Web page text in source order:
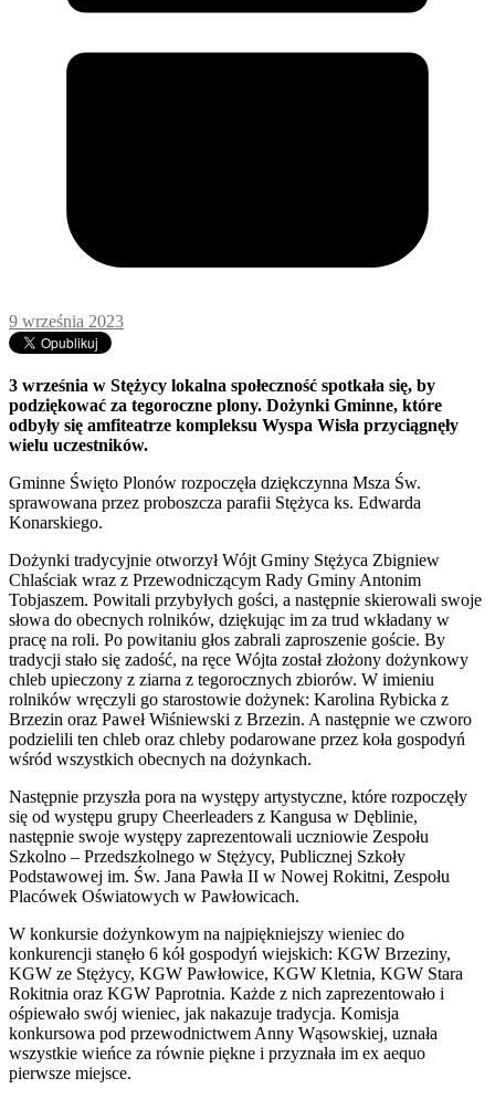
9 września 2023
3 września w Stężycy lokalna społeczność spotkała się, by
podziękować za tegoroczne plony. Dożynki Gminne, które
odbyły się amfiteatrze kompleksu Wyspa Wisła przyciągnęły
wielu uczestników.
Gminne Święto Plonów rozpoczęła dziękczynna Msza Św.
sprawowana przez proboszcza parafii Stężyca ks. Edwarda
Konarskiego.
Dożynki tradycyjnie otworzył Wójt Gminy Stężyca Zbigniew
Chlaściak wraz z Przewodniczącym Rady Gminy Antonim
Tobjaszem. Powitali przybyłych gości, a następnie skierowali swoje
słowa do obecnych rolników, dziękując im za trud wkładany w
pracę na roli. Po powitaniu głos zabrali zaproszenie goście. By
tradycji stało się zadość, na ręce Wójta został złożony dożynkowy
chleb upieczony z ziarna z tegorocznych zbiorów. W imieniu
rolników wręczyli go starostowie dożynek: Karolina Rybicka z
Brzezin oraz Paweł Wiśniewski z Brzezin. A następnie we czworo
podzielili ten chleb oraz chleby podarowane przez koła gospodyń
wśród wszystkich obecnych na dożynkach.
Następnie przyszła pora na występy artystyczne, które rozpoczęły
się od występu grupy Cheerleaders z Kangusa w Dęblinie,
następnie swoje występy zaprezentowali uczniowie Zespołu
Szkolno – Przedszkolnego w Stężycy, Publicznej Szkoły
Podstawowej im. Św. Jana Pawła II w Nowej Rokitni, Zespołu
Placówek Oświatowych w Pawłowicach.
W konkursie dożynkowym na najpiękniejszy wieniec do
konkurencji stanęło 6 kół gospodyń wiejskich: KGW Brzeziny,
KGW ze Stężycy, KGW Pawłowice, KGW Kletnia, KGW Stara
Rokitnia oraz KGW Paprotnia. Każde z nich zaprezentowało i
ośpiewało swój wieniec, jak nakazuje tradycja. Komisja
konkursowa pod przewodnictwem Anny Wąsowskiej, uznała
wszystkie wieńce za równie piękne i przyznała im ex aequo
pierwsze miejsce.